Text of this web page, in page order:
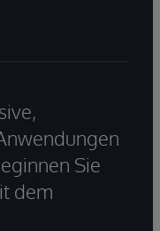
Sie
dem